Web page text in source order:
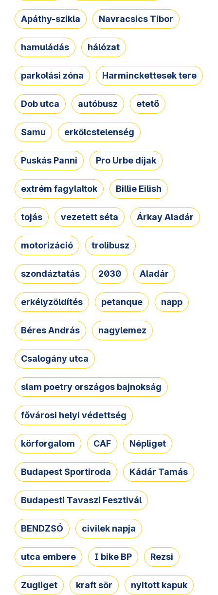
Apáthy-szikla Navracsics Tibor
hamuládás hálózat
parkolási zóna Harminckettesek tere
Dob utca autóbusz etető
Samu erkölcstelenség
Puskás Panni Pro Urbe díjak
extrém fagylaltok Billie Eilish
tojás vezetett séta Árkay Aladár
motorizáció trolibusz
szondáztatás 2030 Aladár
erkélyzöldítés petanque napp
Béres András nagylemez
Csalogány utca
slam poetry országos bajnokság
fővárosi helyi védettség
körforgalom CAF Népliget
Budapest Sportiroda Kádár Tamás
Budapesti Tavaszi Fesztivál
BENDZSÓ civilek napja
utca embere I bike BP Rezsi
Zugliget kraft sör nyitott kapuk